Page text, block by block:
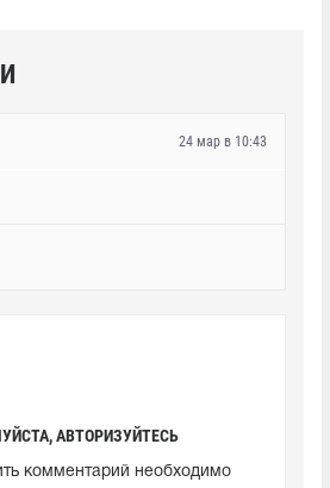
24 мар в 10:43
АВТОРИЗУЙТЕСЬ
комментарий необходимо